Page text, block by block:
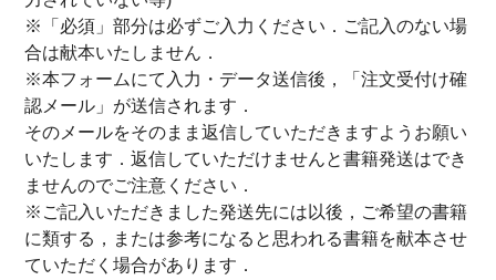
※「必須」部分は必ずご入力ください．ご記入のない場
合は献本いたしません．
※本フォームにて入力・データ送信後，「注文受付け確
認メール」が送信されます．
そのメールをそのまま返信していただきますようお願い
いたします．返信していただけませんと書籍発送はでき
ませんのでご注意ください．
※ご記入いただきました発送先には以後，ご希望の書籍
に類する，または参考になると思われる書籍を献本させ
ていただく場合があります．